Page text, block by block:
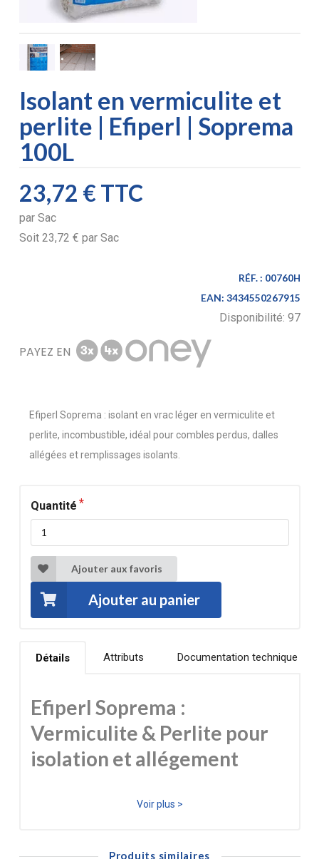
Isolant en vermiculite et
perlite | Efiperl | Soprema
100L
23,72 €TTC
par Sac
Soit 23,72 € par Sac
RÉF. : 00760H
EAN: 3434550267915
Disponibilité: 97
PAYEZ EN
Efiperl Soprema : isolant en vrac léger en vermiculite et
perlite, incombustible, idéal pour combles perdus, dalles
allégées et remplissages isolants.
Quantité
Ajouter aux favoris
Ajouter au panier
Détails Attributs Documentation technique
Efiperl Soprema :
Vermiculite & Perlite pour
isolation et allégement
Efiperl est un isolant minéral en vrac composé de
Voir plus >
Produits similaires